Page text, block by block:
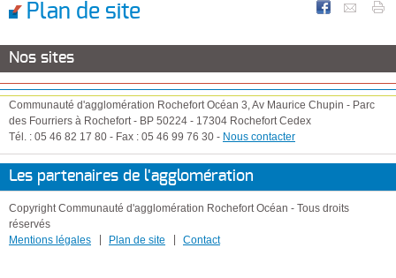
Plan de site
Nos sites
Communauté d'agglomération Rochefort Océan 3, Av Maurice Chupin - Parc
des Fourriers à Rochefort- BP 50224 - 17304 Rochefort Cedex
Tél. : 05 46 82 17 80 - Fax : 05 46 99 76 30 - Nous contacter
Les partenaires de l'agglomération
Copyright Communauté d'agglomération Rochefort Océan - Tous droits
réservés
Mentions légales
Plan de site Contact